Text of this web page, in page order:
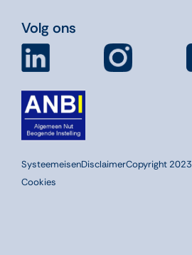
Volg ons
SysteemeisenDisclaimerCopyright 2023
Cookies